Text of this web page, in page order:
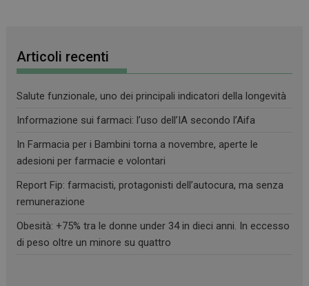
Articoli recenti
Salute funzionale, uno dei principali indicatori della longevità
Informazione sui farmaci: l’uso dell’IA secondo l’Aifa
In Farmacia per i Bambini torna a novembre, aperte le
adesioni per farmacie e volontari
Report Fip: farmacisti, protagonisti dell’autocura, ma senza
remunerazione
Obesità: +75% tra le donne under 34 in dieci anni. In eccesso
di peso oltre un minore su quattro